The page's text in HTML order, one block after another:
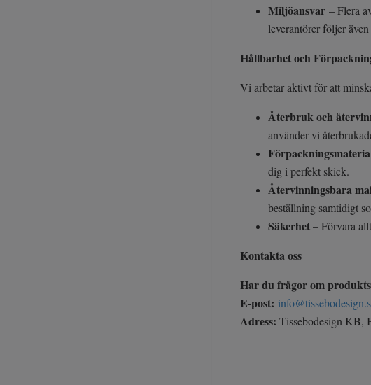
Miljöansvar – Flera
leverantörer följer även
Hållbarhet och
Vi arbetar aktivt för att
Återbruk och
använder vi
dig i perfekt skick.
Återvinningsbara
beställning samtidigt
Säkerhet– Förvara
Kontakta oss
Har du frågor om
E-post:
Adress: Tissebodesign KB,